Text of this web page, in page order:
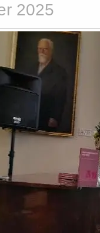
2025